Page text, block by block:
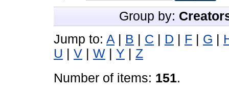
Group by:
Jump to: A B C D F G
U
V W Y
Z
Number of items: 151.